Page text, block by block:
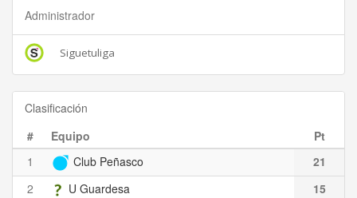
Administrador
Siguetuliga
Clasificación
#
Equipo
Pt
1
Club Peñasco
21
2
U Guardesa
15